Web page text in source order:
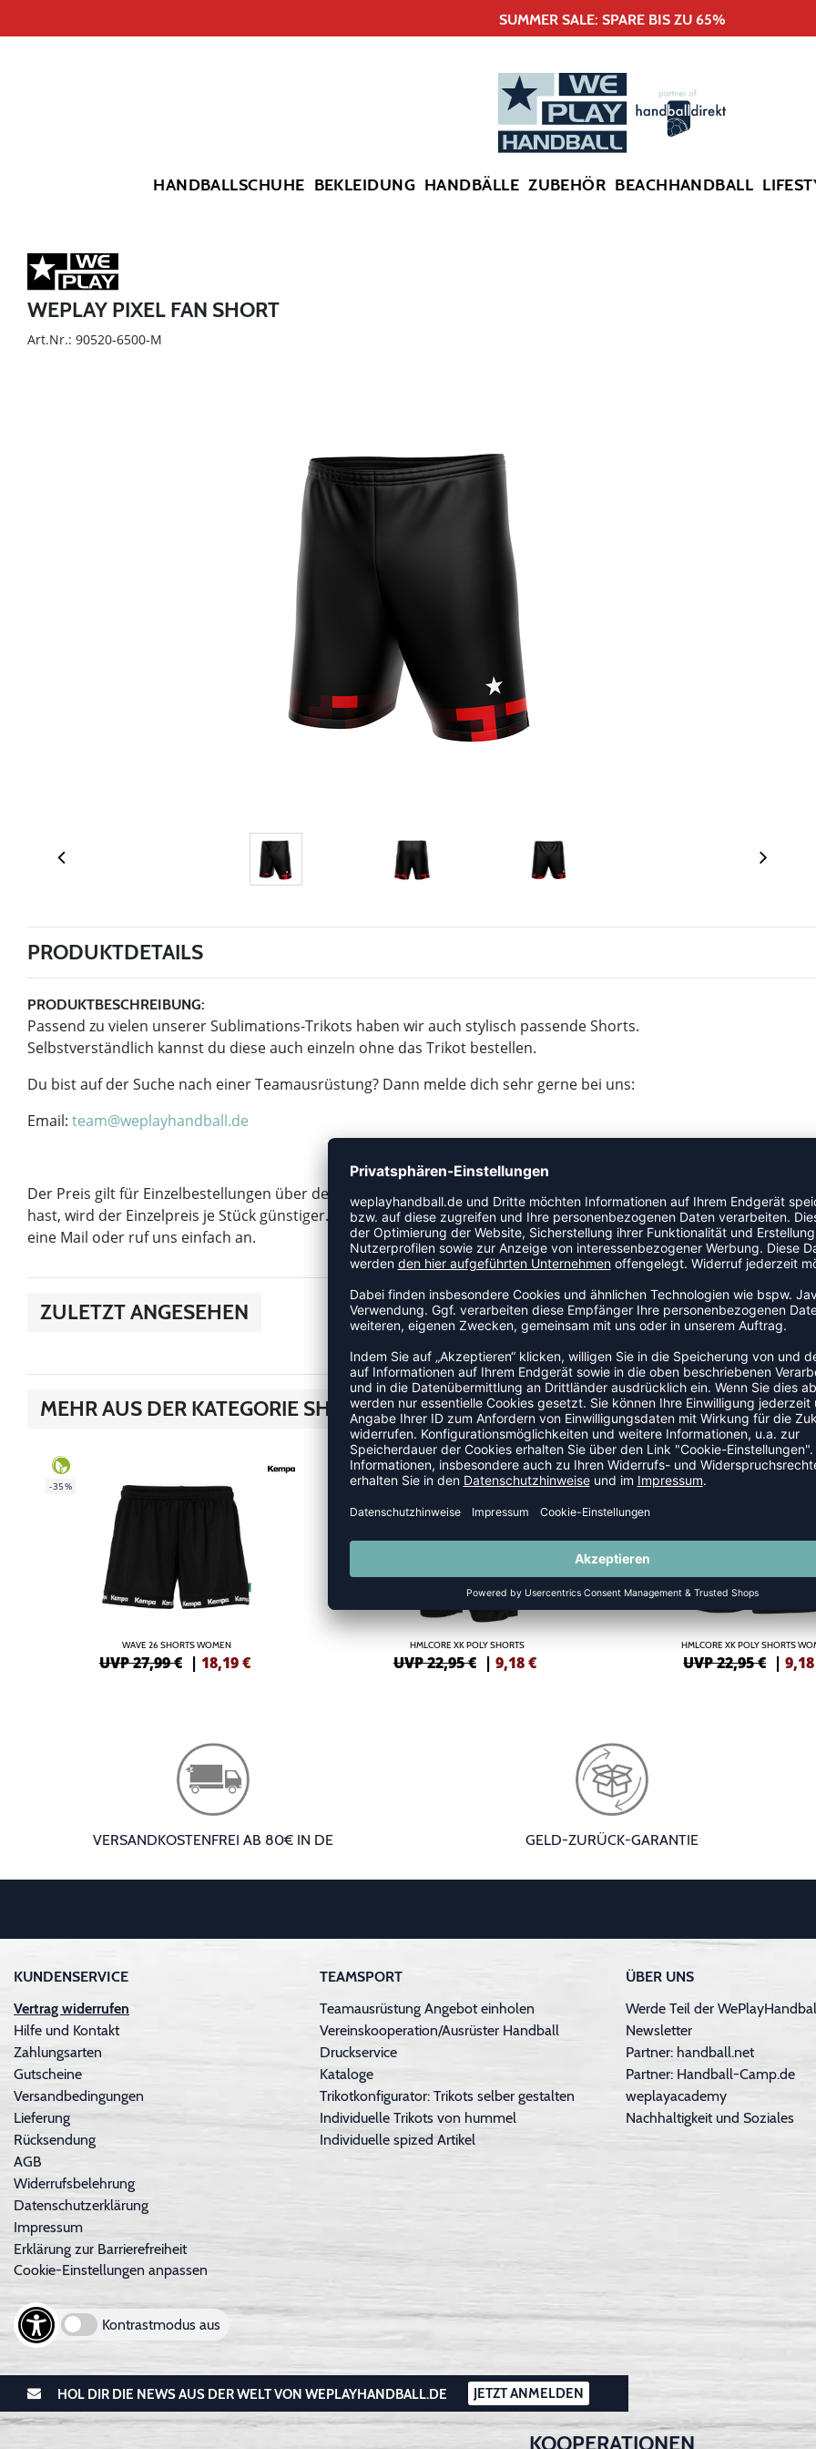
SUMMER SALE: SPARE BIS ZU 65%
HANDBALLSCHUHE BEKLEIDUNG HANDBÄLLE ZUBEHÖR BEACHHANDBALL
WEPLAY PIXEL FAN SHORT
Art.Nr.: 90520-6500-M
PRODUKTDETAILS
PRODUKTBESCHREIBUNG:
Passend zu vielen unserer Sublimations-Trikots haben wir auch stylisch passende Shorts.
Selbstverständlich kannst du diese auch einzeln ohne das Trikot bestellen.
Du bist auf der Suche nach einer Teamausrüstung? Dann melde dich sehr gerne bei uns:
Email: team@weplayhandball.de
Der Preis gilt für Einzelbestellungen über den Onlineshop. Wenn Du Interesse an einer größeren Bestellung
hast, wird der Einzelpreis je Stück günstiger. Frag dazu gerne über unser Teamsportformular an, schreibe uns
eine Mail oder ruf uns einfach an.
ZULETZT ANGESEHEN
MEHR AUS DER KATEGORIE SHORTS
-35%
WAVE 26 SHORTS WOMEN
UVP 27,99 € | 18,19€
SALE
-60%
HMLCORE XK POLY SHORTS
UVP 22,95 € | 9,18€
SALE
-60%
HMLCORE XK POLY SHORTS
UVP 22,95 € |9,18
VERSANDKOSTENFREI AB 80€ IN DE GELD-ZURÜCK-GARANTIE
KUNDENSERVICE
Vertrag widerrufen
Hilfe und Kontakt
Zahlungsarten
Gutscheine
Versandbedingungen
Lieferung
Rücksendung
AGB
Widerrufsbelehrung
Datenschutzerklärung
Impressum
Erklärung zur Barrierefreiheit
Cookie-Einstellungen anpassen
Kontrastmodus aus
TEAMSPORT
Teamausrüstung Angebot einholen
Vereinskooperation/Ausrüster Handball
Druckservice
Kataloge
Trikotkonfigurator: Trikots selber gestalten
Individuelle Trikots von hummel
Individuelle spized Artikel
ÜBER UNS
Werde Teil der
Newsletter
Partner: handball.net
Partner: Handball-Camp.de
weplayacademy
Nachhaltigkeit und Soziales
HOL DIR DIE NEWS AUS DER WELT VON WEPLAYHANDBALL.DE JETZT ANMELDEN
KOOPERATIONEN